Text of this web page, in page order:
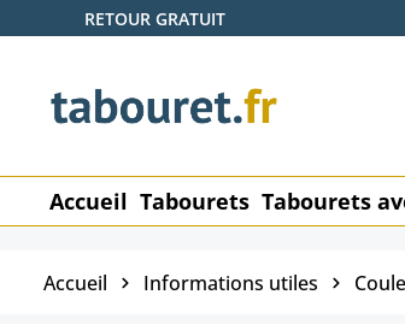
au contenu principal
Passer à la recherche
Passer à la navigation principale
RETOUR GRATUIT
Accueil Tabourets Tabourets
Accueil Informations utiles